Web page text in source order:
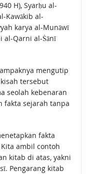
H), Syarḥu al-
Kawākib al-
karya al-Munāwī
al-Qarni al-Ṡānī
mengutip
tersebut
seolah kebenaran
fakta sejarah tanpa
fakta
ambil contoh
kitab di atas, yakni
Pengarang kitab